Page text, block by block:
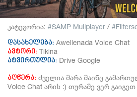
კატეგორია: SAMP Muliplayer /
დასახელება: Awellenada Voice Chat
ავტორი: Tikina
ატვირთულია: Drive Google
აღწერა: ძველია მარა მაინც
Voice Chat არის :) თურამე ვერ